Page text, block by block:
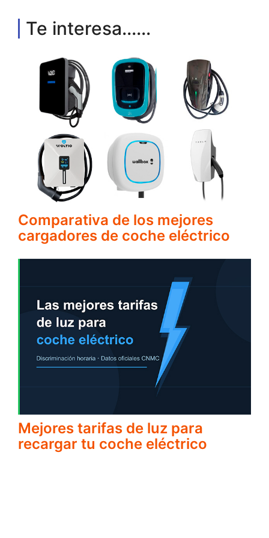
Te interesa......
Comparativa de los mejores
cargadores de coche eléctrico
Mejores tarifas de luz para
recargar tu coche eléctrico